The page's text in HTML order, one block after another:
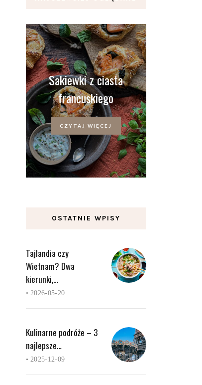
Sakiewki z ciasta
francuskiego
CZYTAJ WIĘCEJ
OSTATNIE WPISY
Tajlandia czy
Wietnam? Dwa
kierunki,…
• 2026-05-20
Kulinarne podróże – 3
najlepsze…
• 2025-12-09